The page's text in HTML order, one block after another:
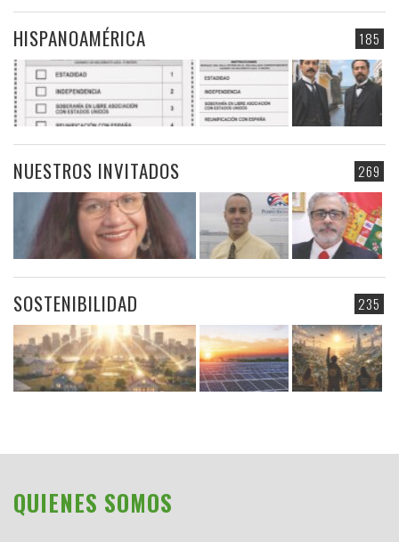
185
HISPANOAMÉRICA
269
NUESTROS INVITADOS
235
SOSTENIBILIDAD
QUIENES SOMOS